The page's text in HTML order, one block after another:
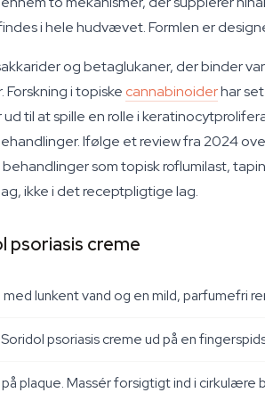
i hele hudvævet. Formlen er
og betaglukaner, der binder
i topiske cannabinoiderhar
til at spille en rolle i
Ifølge et review fra 2024
som topisk roflumilast,
ikke i det receptpligtige lag.
psoriasis creme
lunkent vand og en mild, parfumefri
psoriasis creme ud på en
plaque. Massér forsigtigt ind i